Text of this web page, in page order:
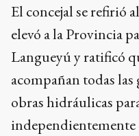
El concejal se refirió
elevó a la Provincia
Langueyú y ratificó
acompañan todas
obras hidráulicas
independientemente